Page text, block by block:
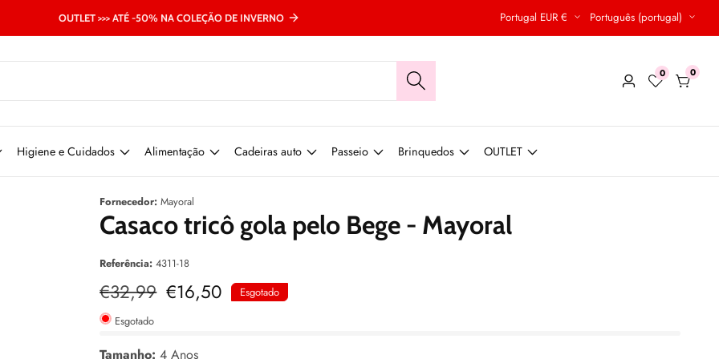
OUTLET >>> ATÉ -50% NA COLEÇÃO DE INVERNO Portugal EUR € Português (portugal)
Conecte-
0 00
Higiene e Cuidados Alimentação Cadeiras auto Passeio Brinquedos
OUTLET
Fornecedor: Mayoral
Casaco tricô gola pelo Bege - Mayoral
Referência: 4311-18
Preço
normal
€32,99 Preço
de
€16,50
Esgotado
Esgotado
Tamanho: 4 Anos